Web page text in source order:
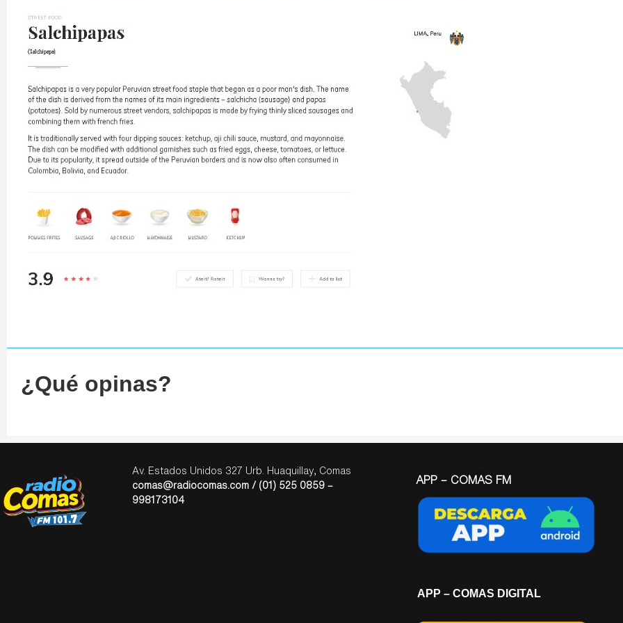
¿Qué opinas?
Av. Estados Unidos 327 Urb. Huaquillay, Comas
comas@radiocomas.com / (01) 525 0859 –
998173104
APP – COMAS FM
APP – COMAS DIGITAL